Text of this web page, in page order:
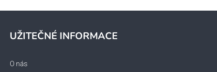
u
UŽITEČNÉ INFORMACE
O nás